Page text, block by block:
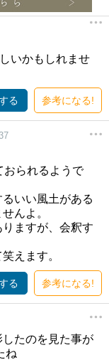
いかもしれませ
る 参考になる!
おられるようで
いい風土がある
んよ。
ますが、会釈す
えます。
る 参考になる!
たのを見た事が
ね